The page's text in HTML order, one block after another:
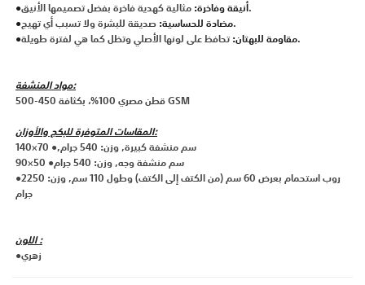
●أنيقة وفاخرة:مثالية كهدية فاخرة بفضل تصميمها الأنيق.
●مضادة للحساسية:صديقة للبشرة ولا تسبب أي تهيج.
●مقاومة للبهتان:تحافظ على لونها الأصلي وتظل كما هي لفترة طويلة.
مواد المنشفة:
قطن مصري 100%، بكثافة 450-500 GSM
المقاسات المتوفرة للبكج والأوزان:
140×70 ●,سم منشفة كبيرة, وزن: 540 جرام
90×50 ●سم منشفة وجه, وزن: 540 جرام
●روب استحمام بعرض 60 سم (من الكتف إلى الكتف) وطول 110 سم, وزن: 2250
جرام
اللون :
●زهري